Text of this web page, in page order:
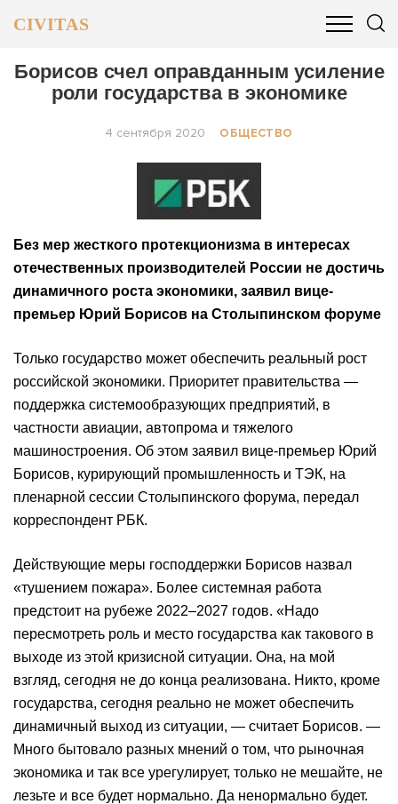
CIVITAS
ОБЩЕСТВО БИЗНЕС И ФИНАНСЫ
Борисов счел оправданным усиление
роли государства в экономике
4 сентября 2020 ОБЩЕСТВО
Без мер жесткого протекционизма в интересах
отечественных производителей России не достичь
динамичного роста экономики, заявил вице-
премьер Юрий Борисов на Столыпинском форуме
Только государство может обеспечить реальный рост
российской экономики. Приоритет правительства —
поддержка системообразующих предприятий, в
частности авиации, автопрома и тяжелого
машиностроения. Об этом заявил вице-премьер Юрий
Борисов, курирующий промышленность и ТЭК, на
пленарной сессии Столыпинского форума, передал
корреспондент РБК.
Действующие меры господдержки Борисов назвал
«тушением пожара». Более системная работа
предстоит на рубеже 2022–2027 годов. «Надо
пересмотреть роль и место государства как такового в
выходе из этой кризисной ситуации. Она, на мой
взгляд, сегодня не до конца реализована. Никто, кроме
государства, сегодня реально не может обеспечить
динамичный выход из ситуации, — считает Борисов. —
Много бытовало разных мнений о том, что рыночная
экономика и так все урегулирует, только не мешайте, не
лезьте и все будет нормально. Да ненормально будет.